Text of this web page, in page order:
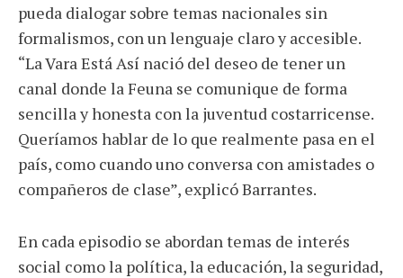
pueda dialogar sobre temas nacionales sin
formalismos, con un lenguaje claro y accesible.
“La Vara Está Así nació del deseo de tener un
canal donde la Feuna se comunique de forma
sencilla y honesta con la juventud costarricense.
Queríamos hablar de lo que realmente pasa en el
país, como cuando uno conversa con amistades o
compañeros de clase”, explicó Barrantes.
En cada episodio se abordan temas de interés
social como la política, la educación, la seguridad,